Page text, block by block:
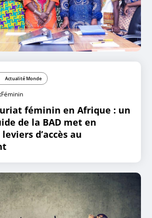
Actualité Monde
féminin en Afrique : un
de la BAD met en
d’accès au